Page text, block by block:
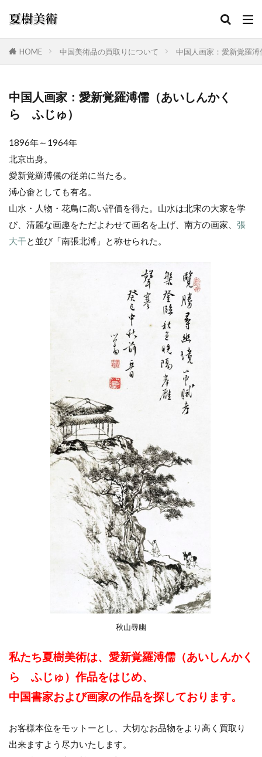
HOME 中国美術品の買取りについて 中国人画家：愛新覚羅
中国人画家：愛新覚羅溥儒（あいしんかく
ら ふじゅ）
1896年～1964年
北京出身。
愛新覚羅溥儀の従弟に当たる。
溥心畬としても有名。
山水・人物・花鳥に高い評価を得た。山水は北宋の大家を学
び、清麗な画趣をただよわせて画名を上げ、南方の画家、 張
大干と並び「南張北溥」と称せられた。
秋山尋幽
私たち夏樹美術は、愛新覚羅溥儒（あいしんかく
ら ふじゅ）作品をはじめ、
中国書家および画家の作品を探しております。
お客様本位をモットーとし、大切なお品物をより高く買取り
出来ますよう尽力いたします。
カテゴリー